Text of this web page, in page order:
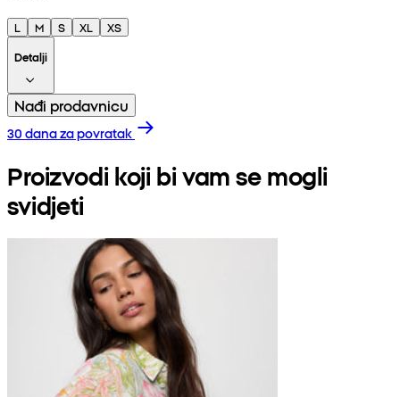
L M S XL
XS
Detalji
Nađi prodavnicu
30 dana za povratak
Proizvodi koji bi vam se mogli
svidjeti